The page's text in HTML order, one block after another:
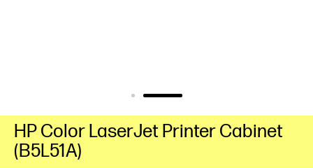
HP Color LaserJet Printer Cabinet
(B5L51A)